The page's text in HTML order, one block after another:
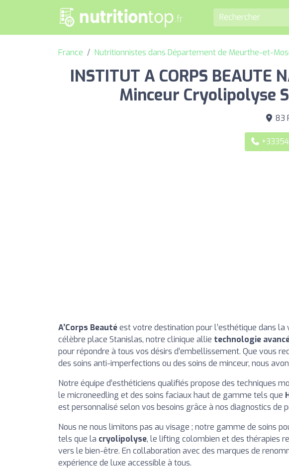
France Nutritionnistes dans Département de Meurthe-et-
INSTITUT A CORPS
Minceur Cryolipolyse
83
A’Corps Beautéest votre destination pour l’esthétique dans la
célèbre place Stanislas, notre clinique allie technologie
pour répondre à tous vos désirs d’embellissement. Que vous
des soins anti-imperfections ou des soins de minceur, nous
Notre équipe d’esthéticiens qualifiés propose des techniques
le microneedling et des soins faciaux haut de gamme tels que
est personnalisé selon vos besoins grâce à nos diagnostics de
Nous ne nous limitons pas au visage ; notre gamme de soins
tels que la cryolipolyse, le lifting colombien et des thérapies
vers le bien-être. En collaboration avec des marques de
expérience de luxe accessible à tous.